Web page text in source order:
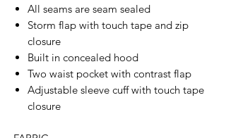
All seams are seam sealed
Storm flap with touch tape and zip
closure
Built in concealed hood
Two waist pocket with contrast flap
Adjustable sleeve cuff with touch tape
closure